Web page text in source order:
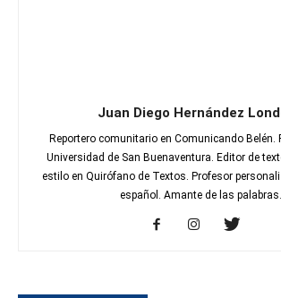
Juan Diego Hernández
Reportero comunitario en Comunicando Belén.
Universidad de San Buenaventura. Editor de
estilo en Quirófano de Textos. Profesor
español. Amante de las palabras.